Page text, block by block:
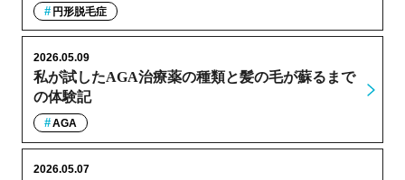
円形脱毛症
私が試したAGA治療薬の種類と髪の毛が蘇るまで
の体験記
2026.05.09
AGA
2026.05.07